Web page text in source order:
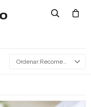
Recomendados